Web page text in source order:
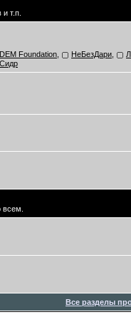
т.п.
Foundation НеБезДари
Сидр
всем.
Все разделы